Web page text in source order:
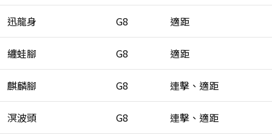
迅龍身 G8 適距
纏蛙腳 G8 適距
麒麟腳 G8 連擊、適距
溟波頭 G8 連擊、適距